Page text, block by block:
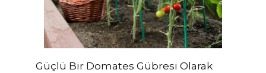
Güçlü Bir Domates Gübresi Olarak